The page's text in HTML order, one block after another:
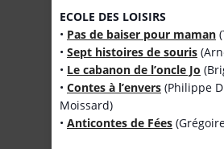
ECOLE DES LOISIRS
• Pas de baiser pour maman
• Sept histoires de souris
• Le cabanon de l’oncle Jo
• Contes à l’envers (Philippe
Moissard)
• Anticontes de Fées